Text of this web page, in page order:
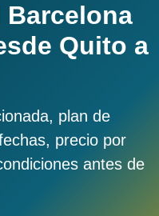
Barcelona
Quito a
plan de
precio por
antes de